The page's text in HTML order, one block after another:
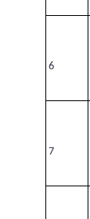
6
7